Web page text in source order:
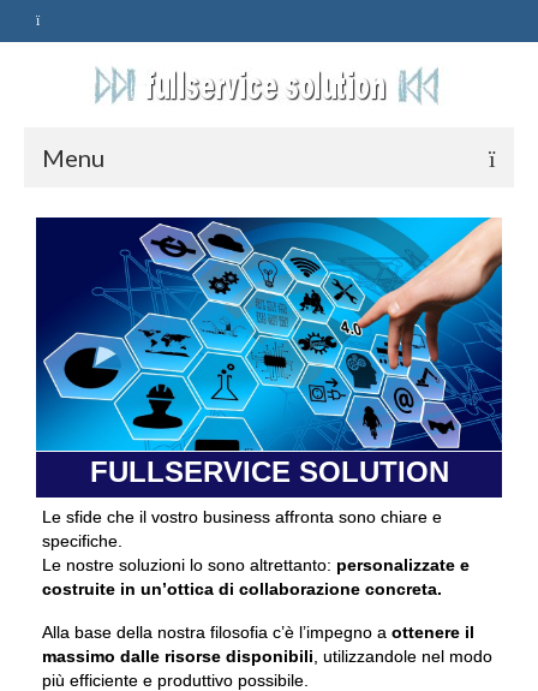
Menu
HOME
ASSISTENZA
POLITICA
Qualità
PRIVACY
CONTATTI
FULLSERVICE SOLUTION
Le sfide che il vostro business affronta sono chiare e
specifiche.
Le nostre soluzioni lo sono altrettanto: personalizzate e
costruite in un’ottica di collaborazione concreta.
Alla base della nostra filosofia c’è l’impegno a ottenere il
massimo dalle risorse disponibili , utilizzandole nel modo
più efficiente e produttivo possibile.